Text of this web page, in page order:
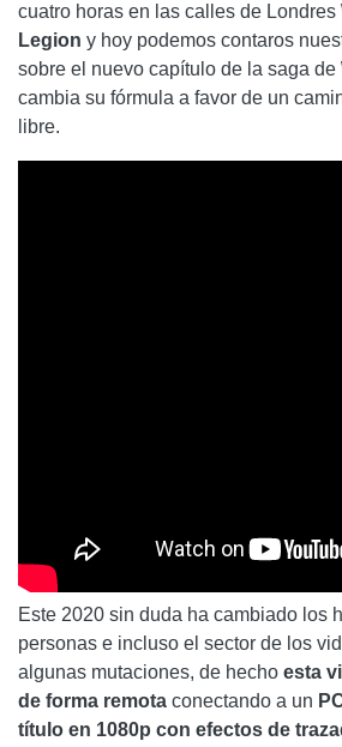
cuatro horas en las calles de Londres
Legion y hoy podemos contaros
sobre el nuevo capítulo de la saga de
cambia su fórmula a favor de un
libre.
Este 2020 sin duda ha cambiado los
personas e incluso el sector de los
algunas mutaciones, de hecho esta
de forma remota conectando a un
título en 1080p con efectos de